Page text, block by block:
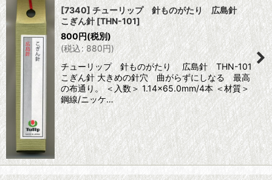
[7340] チューリップ 針ものがたり 広島針
こぎん針 [THN-101]
800円(税別)
(税込: 880円)
チューリップ 針ものがたり 広島針 THN-101
こぎん針 大きめの針穴 曲がらずにしなる 最高
の布通り。 ＜入数＞ 1.14×65.0mm/4本 ＜材質＞
鋼線/ニッケ…